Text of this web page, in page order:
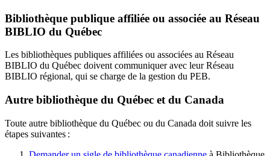
Bibliothèque publique affiliée ou associée au Réseau
BIBLIO du Québec
Les bibliothèques publiques affiliées ou associées au Réseau
BIBLIO du Québec doivent communiquer avec leur Réseau
BIBLIO régional, qui se charge de la gestion du PEB.
Autre bibliothèque du Québec et du Canada
Toute autre bibliothèque du Québec ou du Canada doit suivre les
étapes suivantes :